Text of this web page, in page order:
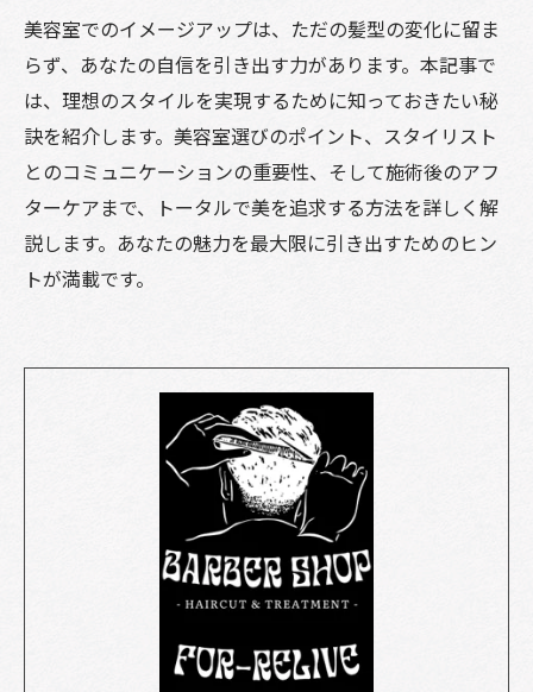
美容室でのイメージアップは、ただの髪型の変化に留ま
らず、あなたの自信を引き出す力があります。本記事で
は、理想のスタイルを実現するために知っておきたい秘
訣を紹介します。美容室選びのポイント、スタイリスト
とのコミュニケーションの重要性、そして施術後のアフ
ターケアまで、トータルで美を追求する方法を詳しく解
説します。あなたの魅力を最大限に引き出すためのヒン
トが満載です。